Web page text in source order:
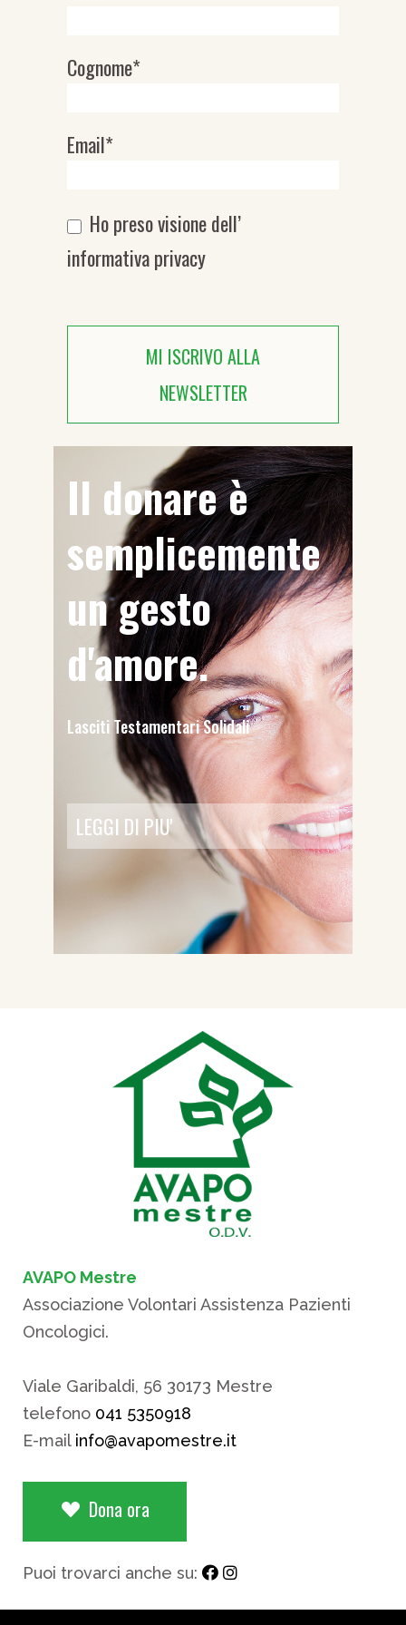
Cognome*
Email*
Ho preso visione dell’
informativa privacy
MI ISCRIVO ALLA
NEWSLETTER
Il donare è
semplicemente
un gesto
d'amore.
Lasciti Testamentari Solidali
LEGGI DI PIU'
AVAPO Mestre
Associazione Volontari Assistenza Pazienti
Oncologici.
Viale Garibaldi, 56 30173 Mestre
telefono 041 5350918
E-mail info@avapomestre.it
Dona ora
Puoi trovarci anche su: